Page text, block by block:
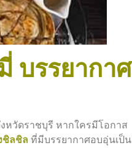
บรรยากาศ
หวัดราชบุรี หากใครมีโอกาส
ชิลชิล ที่มีบรรยากาศอบอุ่นเป็น